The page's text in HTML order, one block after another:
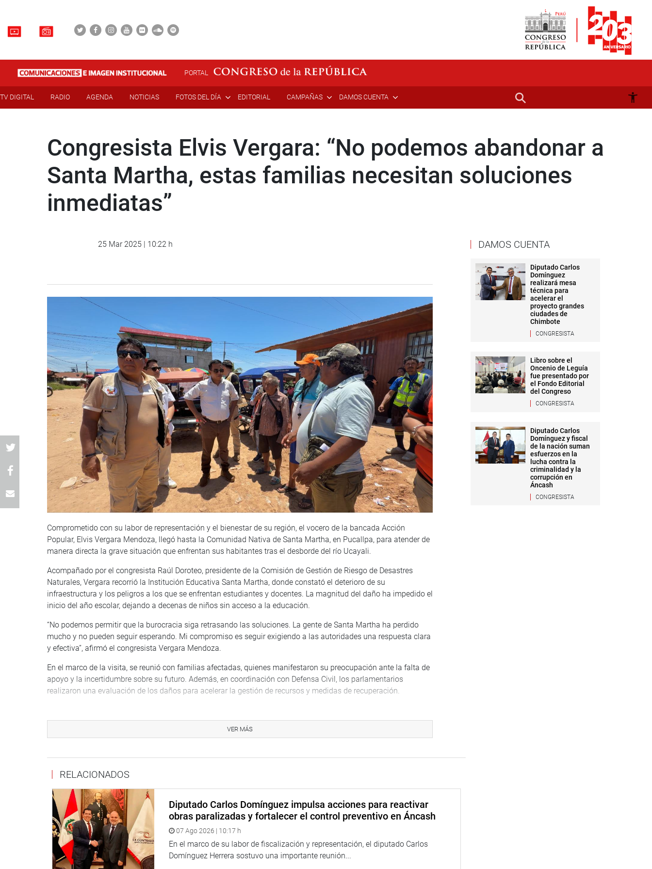
PORTAL
TV DIGITAL RADIO AGENDA NOTICIAS FOTOS DEL DÍA EDITORIAL CAMPAÑAS DAMOS CUENTA
Congresista Elvis Vergara: “No podemos abandonar a
Santa Martha, estas familias necesitan soluciones
inmediatas”
25 Mar 2025 | 10:22 h
Comprometido con su labor de representación y el bienestar de su región, el vocero de la bancada Acción
Popular, Elvis Vergara Mendoza, llegó hasta la Comunidad Nativa de Santa Martha, en Pucallpa, para atender de
manera directa la grave situación que enfrentan sus habitantes tras el desborde del río Ucayali.
Acompañado por el congresista Raúl Doroteo, presidente de la Comisión de Gestión de Riesgo de Desastres
Naturales, Vergara recorrió la Institución Educativa Santa Martha, donde constató el deterioro de su
infraestructura y los peligros a los que se enfrentan estudiantes y docentes. La magnitud del daño ha impedido el
inicio del año escolar, dejando a decenas de niños sin acceso a la educación.
“No podemos permitir que la burocracia siga retrasando las soluciones. La gente de Santa Martha ha perdido
mucho y no pueden seguir esperando. Mi compromiso es seguir exigiendo a las autoridades una respuesta clara
y efectiva”, afirmó el congresista Vergara Mendoza.
En el marco de la visita, se reunió con familias afectadas, quienes manifestaron su preocupación ante la falta de
apoyo y la incertidumbre sobre su futuro. Además, en coordinación con Defensa Civil, los parlamentarios
realizaron una evaluación de los daños para acelerar la gestión de recursos y medidas de recuperación.
gestiones necesarias para que las familias de Santa Martha no sean olvidadas. “Pucallpa no está sola. Desde el
Congreso seguiremos exigiendo soluciones concretas para que estas familias recuperen su estabilidad y los
los sectores correspondientes y garantizar que la atención llegue de manera oportuna.
DESPACHO DEL CONGRESISTA , ELVIS VERGARA MENDOZA,
VER MÁS
RELACIONADOS
Diputado Carlos Domínguez impulsa acciones para reactivar
obras paralizadas y fortalecer el control preventivo en Áncash
07 Ago 2026 | 10:17 h
En el marco de su labor de fiscalización y representación, el diputado Carlos
Domínguez Herrera sostuvo una importante reunión...
DAMOS CUENTA
Diputado Carlos
Domínguez
realizará mesa
técnica para
acelerar el
proyecto grandes
ciudades de
Chimbote
CONGRESISTA
Libro sobre el
Oncenio de Leguía
fue presentado por
el Fondo Editorial
del Congreso
CONGRESISTA
Diputado Carlos
Domínguez y fiscal
de la nación suman
esfuerzos en la
lucha contra la
criminalidad y la
corrupción en
Áncash
CONGRESISTA